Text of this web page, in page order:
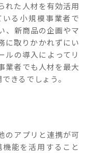
れた人材を有効活用
る小規模事業者で
、新商品の企画やマ
に取りかかれずにい
ルの導入によってリ
業者でも人材を最大
きるでしょう。
のアプリと連携が可
能を活用すること